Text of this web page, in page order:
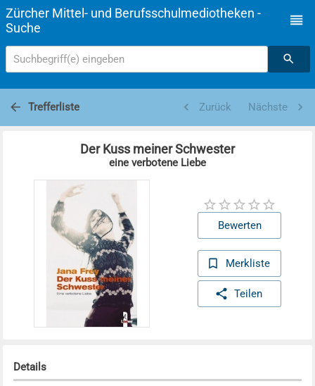
Zürcher Mittel- und Berufsschulmediotheken -
Suche
Suchbegriff(e) eingeben
Trefferliste Zurück Nächste
Der Kuss meiner Schwester
eine verbotene Liebe
Bewerten
Merkliste
Teilen
Details